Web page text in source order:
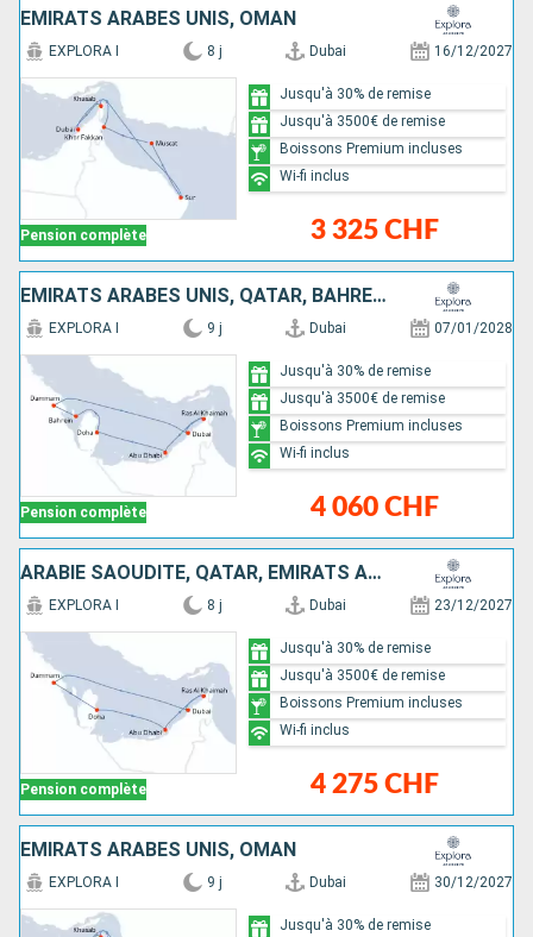
EMIRATS ARABES UNIS, OMAN
Pension complète
EXPLORA I 8 j Dubai 16/12/2027
3 325 CHF
Jusqu'à 30% de remise
Jusqu'à 3500€ de remise
Boissons Premium incluses
Wi-fi inclus
EMIRATS ARABES UNIS, QATAR, BAHREIN, ARABIE SAOUDITE
Pension complète
EXPLORA I 9 j Dubai 07/01/2028
4 060 CHF
Jusqu'à 30% de remise
Jusqu'à 3500€ de remise
Boissons Premium incluses
Wi-fi inclus
ARABIE SAOUDITE, QATAR, EMIRATS ARABES UNIS
Pension complète
EXPLORA I 8 j Dubai 23/12/2027
4 275 CHF
Jusqu'à 30% de remise
Jusqu'à 3500€ de remise
Boissons Premium incluses
Wi-fi inclus
EMIRATS ARABES UNIS, OMAN
EXPLORA I 9 j Dubai 30/12/2027
Jusqu'à 30% de remise